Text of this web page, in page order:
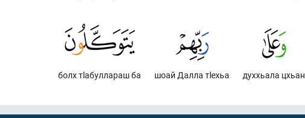
духхьала цхьан
шоай Далла тlехьа
болх тlабуллараш ба